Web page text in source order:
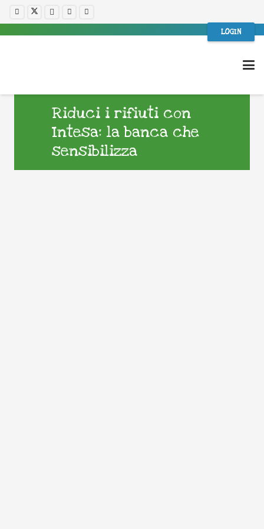
LOGIN
Riduci i rifiuti con
Intesa: la banca che
sensibilizza